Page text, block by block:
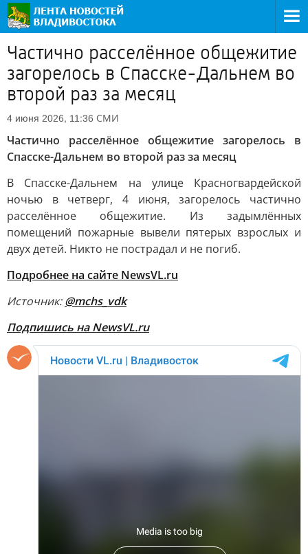
Частично расселённое общежитие
загорелось в Спасске-Дальнем во
второй раз за месяц
4 июня 2026, 11:36 СМИ
Частично расселённое общежитие загорелось в
Спасске-Дальнем во второй раз за месяц
В Спасске-Дальнем на улице Красногвардейской
ночью в четверг, 4 июня, загорелось частично
расселённое общежитие. Из задымлённых
помещений пожарные вывели пятерых взрослых и
двух детей. Никто не пострадал и не погиб.
Подробнее на сайте NewsVL.ru
Источник:@mchs_vdk
Подпишись на NewsVL.ru